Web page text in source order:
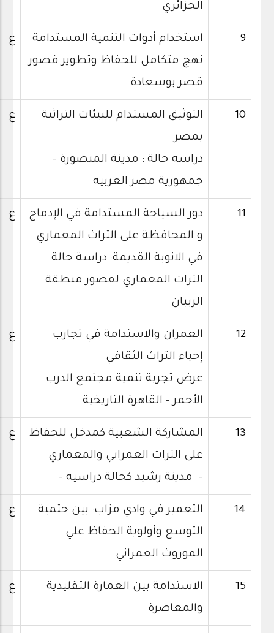
الجزائري
9
استخدام أدوات التنمية المستدامة
نهج متكامل للحفاظ وتطوير قصور
قصر بوسعادة
ع
10
التوثيق المستدام للبيئات التراثية
بمصر
دراسة حالة : مدينة المنصورة –
جمهورية مصر العربية
ع
11
دور السياحة المستدامة في الإدماج
و المحافظة على التراث المعماري
في الانوية القديمة: دراسة حالة
التراث المعماري لقصور منطقة
الزيبان
ع
12
العمران والاستدامة في تجارب
إحياء التراث الثقافي
عرض تجربة تنمية مجتمع الدرب
الأحمر – القاهرة التاريخية
ع
13
المشاركة الشعبية كمدخل للحفاظ
على التراث العمراني والمعماري
- مدينة رشيد كحالة دراسية -
ع
14
التعمير في وادي مزاب: بين حتمية
التوسع وأولوية الحفاظ علي
الموروث العمراني
ع
15
الاستدامة بين العمارة التقليدية
والمعاصرة
ع